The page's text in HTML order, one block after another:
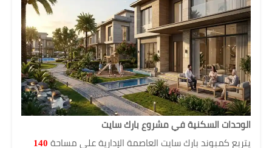
الوحدات السكنية في مشروع بارك سايت
يتربع كمبوند بارك سايت العاصمة الإدارية على مساحة 140